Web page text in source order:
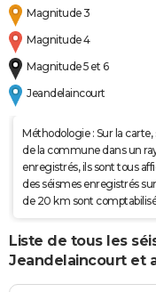
Magnitude 3
Magnitude 4
Magnitude 5 et 6
Jeandelaincourt
Méthodologie : Sur la
de la commune dans un
enregistrés, ils sont tous
des séismes enregistrés
de 20 km sont
Liste de tous les
Jeandelaincourt et